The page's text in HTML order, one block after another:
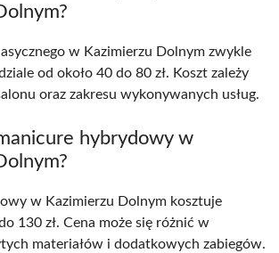
w Kazimierzu Dolnym zwykle
od około 40 do 80 zł. Koszt zależy
oraz zakresu wykonywanych usług.
hybrydowy w
w Kazimierzu Dolnym kosztuje
130 zł. Cena może się różnić w
materiałów i dodatkowych zabiegów.